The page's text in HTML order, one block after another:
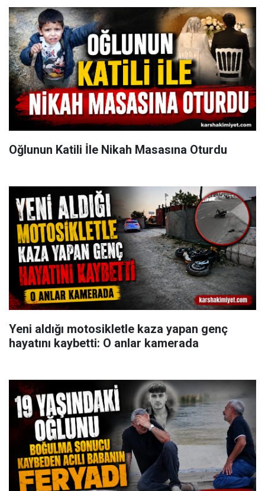
Oğlunun Katili İle Nikah Masasına Oturdu
Yeni aldığı motosikletle kaza yapan genç
hayatını kaybetti: O anlar kamerada